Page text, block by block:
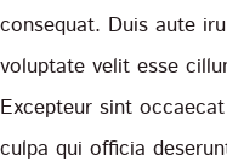
consequat. Duis aute
voluptate velit esse
Excepteur sint
culpa qui officia